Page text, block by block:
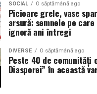
SOCIAL O săptămână ago
Picioare grele, vase
arsură: semnele pe
ignoră ani întregi
DIVERSE O săptămână ago
Peste 40 de comunități
Diasporei” în această